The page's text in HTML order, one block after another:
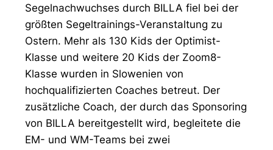
Segelnachwuchses durch BILLA fiel bei der
größten Segeltrainings-Veranstaltung zu
Ostern. Mehr als 130 Kids der Optimist-
Klasse und weitere 20 Kids der Zoom8-
Klasse wurden in Slowenien von
hochqualifizierten Coaches betreut. Der
zusätzliche Coach, der durch das Sponsoring
von BILLA bereitgestellt wird, begleitete die
EM- und WM-Teams bei zwei